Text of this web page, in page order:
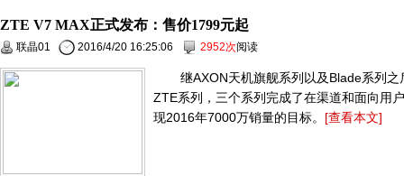
ZTE V7 MAX正式发布：售价1799元起
联晶01 2016/4/20 16:25:06 2952次阅读
继AXON天机旗舰系列以及Blade系列
ZTE系列，三个系列完成了在渠道和面向用
现2016年7000万销量的目标。 [查看本文]